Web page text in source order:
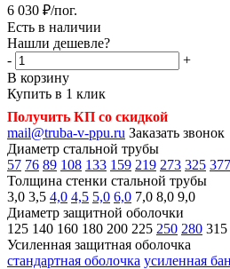
6 030 ₽/пог.
Есть в наличии
Нашли дешевле?
-
+
В корзину
Купить в 1 клик
Получить КП со скидкой
mail@truba-v-ppu.ru Заказать звонок
Диаметр стальной трубы
57 76 89 108 133 159 219 273 325 377
Толщина стенки стальной трубы
3,0 3,5 4,0 4,5 5,0 6,0 7,0 8,0 9,0
Диаметр защитной оболочки
125 140 160 180 200 225 250 280 315
Усиленная защитная оболочка
стандартная оболочка усиленная